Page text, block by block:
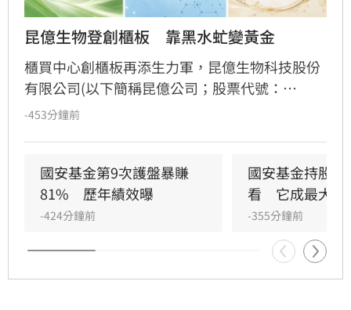
昆億生物登創櫃板　靠黑水虻變黃金
櫃買中心創櫃板再添生力軍，昆億生物科技股份
有限公司(以下簡稱昆億公司；股票代號：
7423；產業類別：綠能環保)於日前正式登錄創
有機廢棄物進行高效去化與資源化再利用。
-453分鐘前
國安基金第9次護盤暴賺
81%　歷年績效曝
-424分鐘前
國安基金持股
看　它成最大功
-355分鐘前